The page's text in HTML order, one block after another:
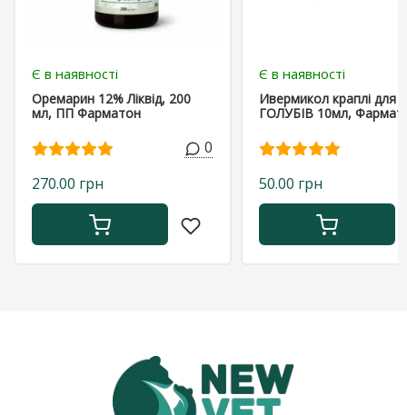
Є в наявності
Оремарин 12% Ліквід, 200
мл, ПП Фарматон
0
270.00 грн
Є в наявності
Ивермикол краплі для
ГОЛУБІВ 10мл,
50.00 грн